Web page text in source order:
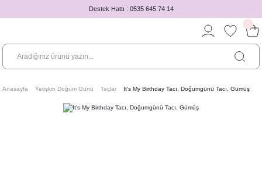
Destek Hattı : 0535 645 74 14
Anasayfa Yetişkin Doğum Günü Taçlar It's My Birthday Tacı, Doğumgünü Tacı, Gümüş